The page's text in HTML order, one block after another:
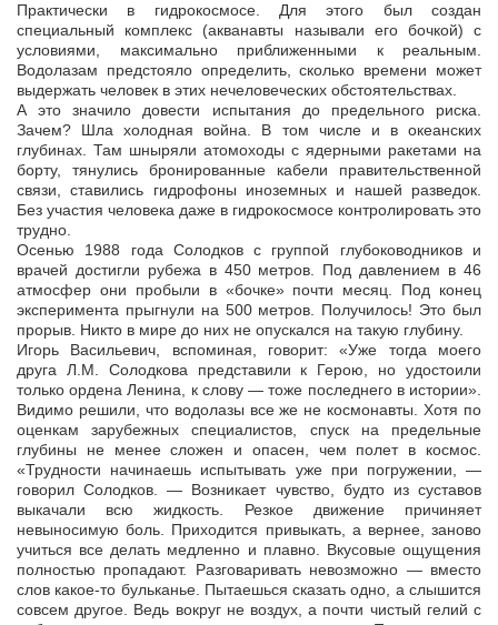
Практически в гидрокосмосе. Для этого был создан
специальный комплекс (акванавты называли его бочкой) с
условиями, максимально приближенными к реальным.
Водолазам предстояло определить, сколько времени может
выдержать человек в этих нечеловеческих обстоятельствах.
А это значило довести испытания до предельного риска.
Зачем? Шла холодная война. В том числе и в океанских
глубинах. Там шныряли атомоходы с ядерными ракетами на
борту, тянулись бронированные кабели правительственной
связи, ставились гидрофоны иноземных и нашей разведок.
Без участия человека даже в гидрокосмосе контролировать это
трудно.
Осенью 1988 года Солодков с группой глубоководников и
врачей достигли рубежа в 450 метров. Под давлением в 46
атмосфер они пробыли в «бочке» почти месяц. Под конец
эксперимента прыгнули на 500 метров. Получилось! Это был
прорыв. Никто в мире до них не опускался на такую глубину.
Игорь Васильевич, вспоминая, говорит: «Уже тогда моего
друга Л.М. Солодкова представили к Герою, но удостоили
только ордена Ленина, к слову — тоже последнего в истории».
Видимо решили, что водолазы все же не космонавты. Хотя по
оценкам зарубежных специалистов, спуск на предельные
глубины не менее сложен и опасен, чем полет в космос.
«Трудности начинаешь испытывать уже при погружении, —
говорил Солодков. — Возникает чувство, будто из суставов
выкачали всю жидкость. Резкое движение причиняет
невыносимую боль. Приходится привыкать, а вернее, заново
учиться все делать медленно и плавно. Вкусовые ощущения
полностью пропадают. Разговаривать невозможно — вместо
слов какое-то бульканье. Пытаешься сказать одно, а слышится
совсем другое. Ведь вокруг не воздух, а почти чистый гелий с